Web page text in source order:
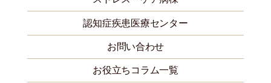
認知症疾患医療センター
お問い合わせ
お役立ちコラム一覧